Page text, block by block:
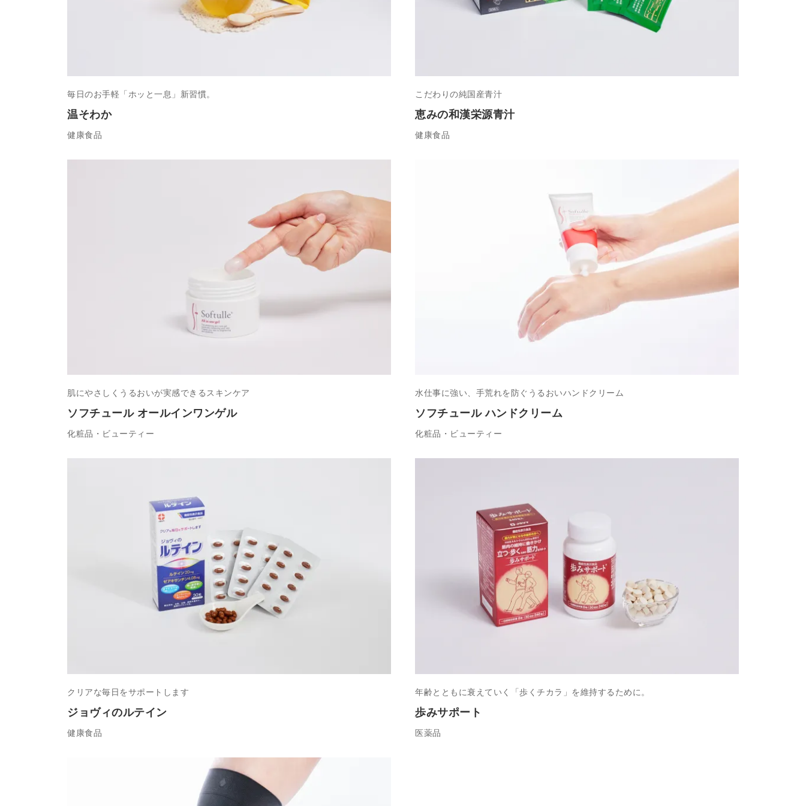
温そわか
毎日のお手軽「ホッと一息」新習慣。
健康食品
恵みの和漢栄源青汁
こだわりの純国産青汁
健康食品
ソフチュール オールインワンゲル
肌にやさしくうるおいが実感できるスキンケア
化粧品・ビューティー
ソフチュール ハンドクリーム
水仕事に強い、手荒れを防ぐうるおいハンドクリーム
化粧品・ビューティー
ジョヴィのルテイン
クリアな毎日をサポートします
健康食品
歩みサポート
年齢とともに衰えていく「歩くチカラ」を維持するために。
医薬品